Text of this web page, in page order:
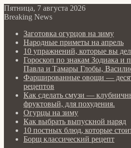
Пятница, 7 августа 2026
Breaking News
Заготовка огурцов на зиму
Народные приметы на апрель
10 упражнений, которые вы
Гороскоп по знакам Зодиака и
Павла и Тамары Глобы,
Фаршированные овощи —
рецептов
Как сделать cмузи —
фруктовый, для похудения.
Огурцы на зиму
Как выбрать выпускной наряд
10 постных блюд, которые
Борщ классический рецепт